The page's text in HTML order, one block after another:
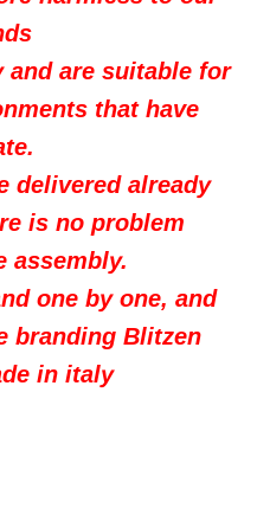
and are suitable for
that have
delivered already
is no problem
assembly.
one by one, and
branding Blitzen
in italy